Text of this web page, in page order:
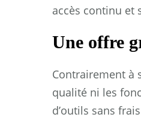
accès continu et
Une offre
Contrairement à
qualité ni les
d’outils sans